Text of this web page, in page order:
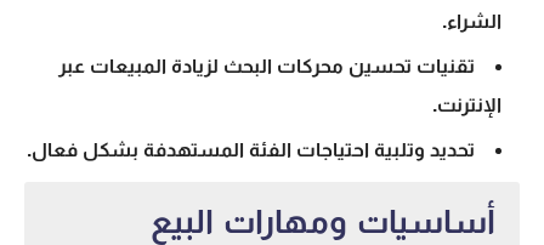
الشراء.
تقنيات تحسين محركات البحث لزيادة المبيعات عبر
الإنترنت.
تحديد وتلبية احتياجات الفئة المستهدفة بشكل فعال.
أساسيات ومهارات البيع